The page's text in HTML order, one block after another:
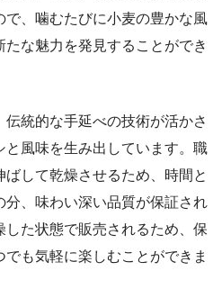
で、噛むたびに小麦の豊かな風
な魅力を発見することができ
統的な手延べの技術が活かさ
と風味を生み出しています。職
ばして乾燥させるため、時間と
、味わい深い品質が保証され
た状態で販売されるため、保
も気軽に楽しむことができま